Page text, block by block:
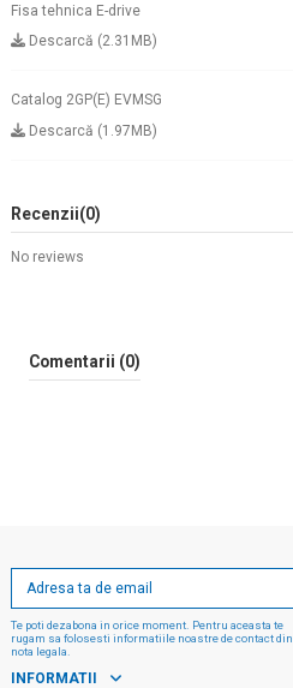
Fisa tehnica E-drive
Descarcă (2.31MB)
Catalog 2GP(E) EVMSG
Descarcă (1.97MB)
Recenzii(0)
No reviews
Comentarii (0)
Te poti dezabona in orice moment. Pentru aceasta te
rugam sa folosesti informatiile noastre de contact din
nota legala.
INFORMATII